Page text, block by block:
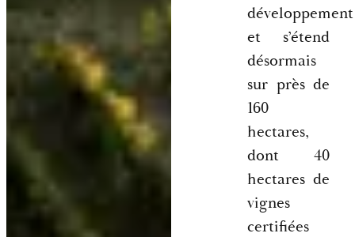
développement
et s’étend
désormais
sur près de
160
hectares,
dont 40
hectares de
vignes
certifiées